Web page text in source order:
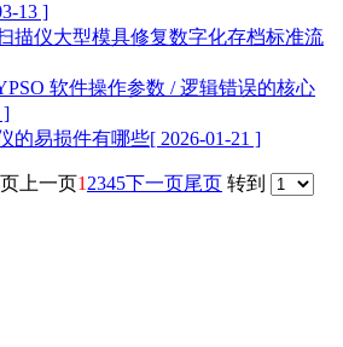
13 ]
描仪大型模具修复数字化存档标准流
软件操作参数 / 逻辑错误的核心
]
的易损件有哪些[ 2026-01-21 ]
上一页1 2345下一页尾页 转到